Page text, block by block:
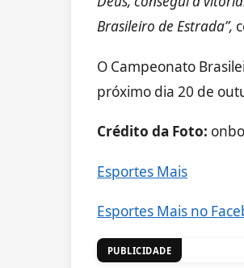
Brasileiro de Estrada”,
O Campeonato
próximo dia 20 de
Crédito da Foto:
Esportes Mais
Esportes Mais no
PUBLICIDADE